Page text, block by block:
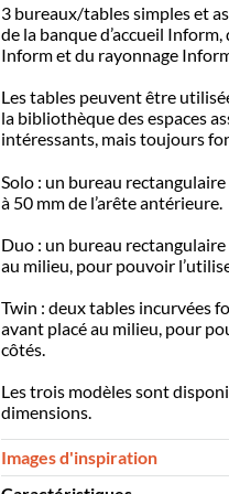
3 bureaux/tables simples et
de la banque d’accueil
Inform et du rayonnage
Les tables peuvent être
la bibliothèque des espaces
intéressants, mais toujours
Solo : un bureau
à 50 mm de l’arête antérieure.
Duo : un bureau
au milieu, pour pouvoir
Twin : deux tables incurvées
avant placé au milieu, pour
côtés.
Les trois modèles sont
dimensions.
Images d'inspiration